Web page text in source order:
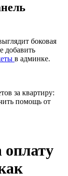
боковая
добавить
в админке.
за квартиру:
помощь от